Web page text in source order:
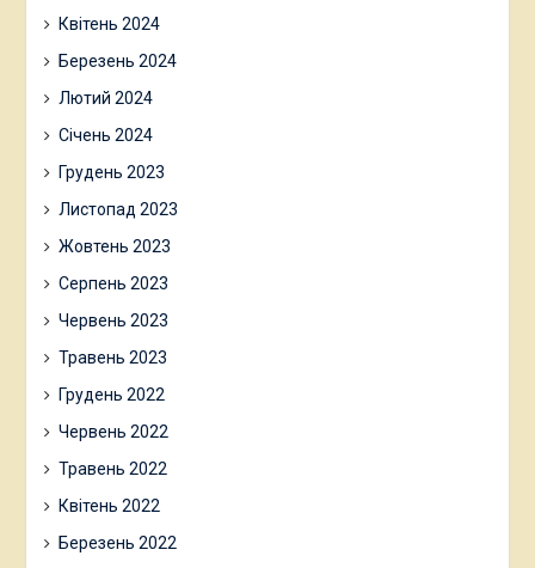
Квітень 2024
Березень 2024
Лютий 2024
Січень 2024
Грудень 2023
Листопад 2023
Жовтень 2023
Серпень 2023
Червень 2023
Травень 2023
Грудень 2022
Червень 2022
Травень 2022
Квітень 2022
Березень 2022